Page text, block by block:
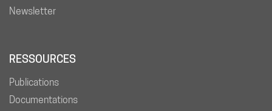
Newsletter
RESSOURCES
Publications
Documentations